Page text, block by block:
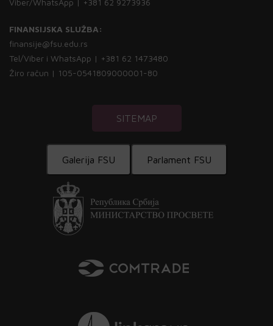
Viber/WhatsApp | +381 62 9273936
FINANSIJSKA SLUŽBA:
finansije@fsu.edu.rs
Tel/Viber i WhatsApp | +381 62 1473480
Žiro račun | 105-0541809000001-80
SITEMAP
Galerija FSU Parlament FSU